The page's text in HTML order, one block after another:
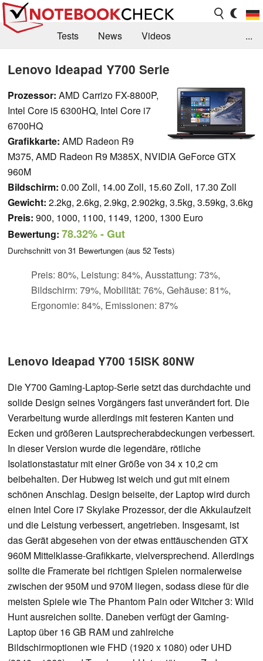
Tests News
Videos
Jobs
Forum
...
Lenovo Ideapad Y700 Serie
Prozessor: AMD Carrizo FX-8800P,
Intel Core i5 6300HQ, Intel Core i7
6700HQ
Grafikkarte: AMD Radeon R9
M375, AMD Radeon R9 M385X, NVIDIA GeForce GTX
960M
Bildschirm: 0.00 Zoll, 14.00 Zoll, 15.60 Zoll, 17.30 Zoll
Gewicht: 2.2kg, 2.6kg, 2.9kg, 2.902kg, 3.5kg, 3.59kg, 3.6kg
Preis: 900, 1000, 1100, 1149, 1200, 1300 Euro
Bewertung: 78.32%- Gut
Durchschnitt von 31 Bewertungen (aus 52 Tests)
Preis: 80%, Leistung: 84%, Ausstattung: 73%,
Bildschirm: 79%, Mobilität: 76%, Gehäuse: 81%,
Ergonomie: 84%, Emissionen: 87%
Lenovo Ideapad Y700 15ISK 80NW
Die Y700 Gaming-Laptop-Serie setzt das durchdachte und
solide Design seines Vorgängers fast unverändert fort. Die
Verarbeitung wurde allerdings mit festeren Kanten und
Ecken und größeren Lautsprecherabdeckungen verbessert.
In dieser Version wurde die legendäre, rötliche
Isolationstastatur mit einer Größe von 34 x 10,2 cm
beibehalten. Der Hubweg ist weich und gut mit einem
schönen Anschlag. Design beiseite, der Laptop wird durch
einen Intel Core i7 Skylake Prozessor, der die Akkulaufzeit
und die Leistung verbessert, angetrieben. Insgesamt, ist
das Gerät abgesehen von der etwas enttäuschenden GTX
960M Mittelklasse-Grafikkarte, vielversprechend. Allerdings
sollte die Framerate bei richtigen Spielen normalerweise
zwischen der 950M und 970M liegen, sodass diese für die
meisten Spiele wie The Phantom Pain oder Witcher 3: Wild
Hunt ausreichen sollte. Daneben verfügt der Gaming-
Laptop über 16 GB RAM und zahlreiche
Bildschirmoptionen wie FHD (1920 x 1080) oder UHD